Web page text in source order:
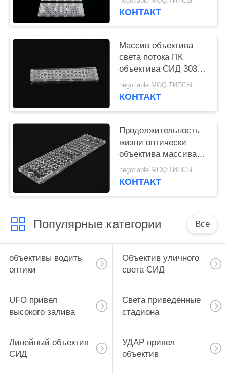
для на открытом
КОНТАКТ
Массив объектива
света потока ПК
объектива СИД 3030
Осрам материальный
с углом пучка 30°
negotiable MOQ:ТИПСЫ
КОНТАКТ
Продолжительность
жизни оптически
объектива массива
объектива СИД
степени 90*120
negotiable MOQ:ТИПСЫ
КОНТАКТ
Популярные категории Все
объективы водить
оптики
Объектив уличного
света СИД
UFO привел
высокого залива
Света приведенные
стадиона
Линейный объектив
СИД
УДАР привел
объектив